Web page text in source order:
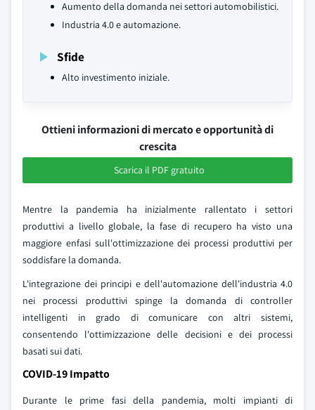
Aumento della domanda nei settori automobilistici.
Industria 4.0 e automazione.
Sfide
Alto investimento iniziale.
Ottieni informazioni di mercato e opportunità di
crescita
Scarica il PDF gratuito
Mentre la pandemia ha inizialmente rallentato i settori
produttivi a livello globale, la fase di recupero ha visto una
maggiore enfasi sull'ottimizzazione dei processi produttivi per
soddisfare la domanda.
L'integrazione dei principi e dell'automazione dell'industria 4.0
nei processi produttivi spinge la domanda di controller
intelligenti in grado di comunicare con altri sistemi,
consentendo l'ottimizzazione delle decisioni e dei processi
basati sui dati.
COVID-19 Impatto
Durante le prime fasi della pandemia, molti impianti di